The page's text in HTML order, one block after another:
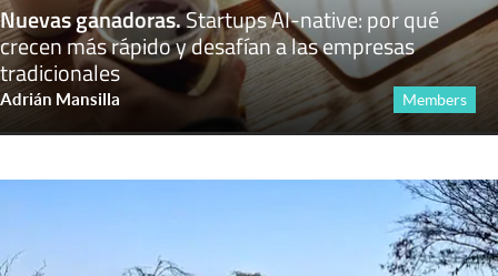
Nuevas ganadoras.Startups AI-native: por qué
crecen más rápido y desafían a las empresas
tradicionales
Adrián Mansilla Members